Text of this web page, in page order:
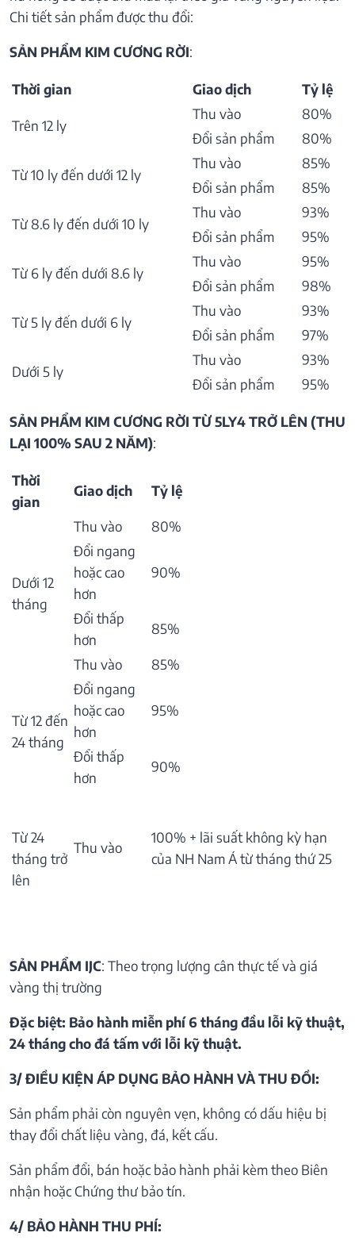
Chi tiết sản phẩm được thu đổi:
SẢN PHẨM KIM CƯƠNG RỜI:
Thời gian Giao dịch Tỷ lệ
Trên 12 ly
Thu vào
80%
Đổi sản phẩm
80%
Từ 10 ly đến dưới 12 ly
Thu vào
85%
Đổi sản phẩm
85%
Từ 8.6 ly đến dưới 10 ly
Thu vào
93%
Đổi sản phẩm
95%
Từ 6 ly đến dưới 8.6 ly
Thu vào
95%
Đổi sản phẩm
98%
Từ 5 ly đến dưới 6 ly
Thu vào
93%
Đổi sản phẩm
97%
Dưới 5 ly
Thu vào
93%
Đổi sản phẩm
95%
SẢN PHẨM KIM CƯƠNG RỜI TỪ 5LY4 TRỞ LÊN (THU
LẠI 100% SAU 2 NĂM):
Thời
gian
Giao dịch Tỷ lệ
Dưới 12
tháng
Thu vào
80%
Đổi ngang
hoặc cao
hơn
90%
Đổi thấp
hơn
85%
Từ 12 đến
24 tháng
Thu vào
85%
Đổi ngang
hoặc cao
hơn
95%
Đổi thấp
hơn
90%
Từ 24
tháng trở
lên
Thu vào
100% + lãi suất không kỳ hạn
của NH Nam Á từ tháng thứ 25
SẢN PHẨM IJC: Theo trọng lượng cân thực tế và giá
vàng thị trường
Đặc biệt: Bảo hành miễn phí 6 tháng đầu lỗi kỹ thuật,
24 tháng cho đá tấm với lỗi kỹ thuật.
3/ ĐIỀU KIỆN ÁP DỤNG BẢO HÀNH VÀ THU ĐỒI:
Sản phẩm phải còn nguyên vẹn, không có dấu hiệu bị
thay đổi chất liệu vàng, đá, kết cấu.
Sản phẩm đổi, bán hoặc bảo hành phải kèm theo Biên
nhận hoặc Chứng thư bảo tín.
4/ BẢO HÀNH THU PHÍ: